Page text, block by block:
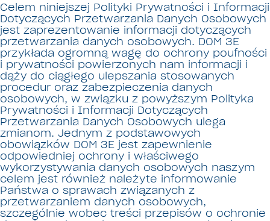
Celem niniejszej Polityki Prywatności i Informacji
Dotyczących Przetwarzania Danych Osobowych
jest zaprezentowanie informacji dotyczących
przetwarzania danych osobowych. DOM 3E
przykłada ogromną wagę do ochrony poufności
i prywatności powierzonych nam informacji i
dąży do ciągłego ulepszania stosowanych
procedur oraz zabezpieczenia danych
osobowych, w związku z powyższym Polityka
Prywatności i Informacji Dotyczących
Przetwarzania Danych Osobowych ulega
zmianom. Jednym z podstawowych
obowiązków DOM 3E jest zapewnienie
odpowiedniej ochrony i właściwego
wykorzystywania danych osobowych naszym
celem jest również należyte informowanie
Państwa o sprawach związanych z
przetwarzaniem danych osobowych,
szczególnie wobec treści przepisów o ochronie